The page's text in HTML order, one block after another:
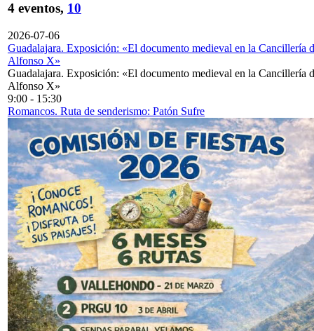
4 eventos, 10
2026-07-06
Guadalajara. Exposición: «El documento medieval en la Cancillería
Alfonso X»
Guadalajara. Exposición: «El documento medieval en la Cancillería
Alfonso X»
9:00 - 15:30
Romancos. Ruta de senderismo: Patón Sufre